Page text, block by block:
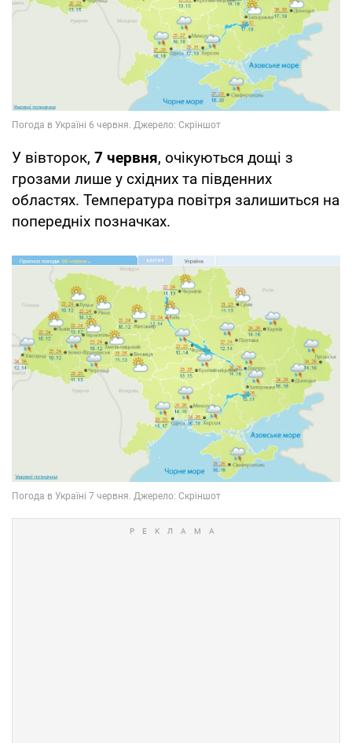
У вівторок, 7 червня, очікуються дощі з
грозами лише у східних та південних
областях. Температура повітря залишиться на
попередніх позначках.